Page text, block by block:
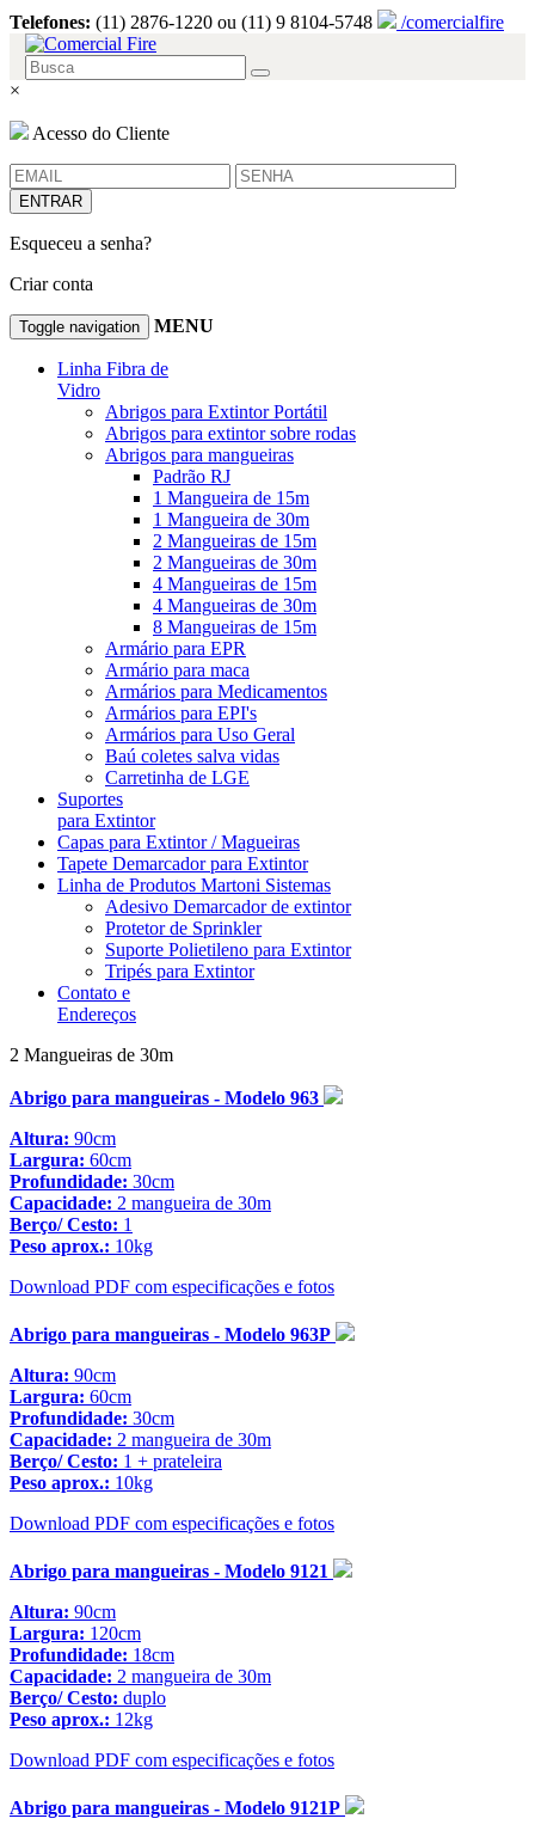
Telefones: (11) 2876-1220 ou (11) 9 8104-5748 /comercialfire
×
Acesso do Cliente
ENTRAR
Esqueceu a senha?
Criar conta
Toggle navigation MENU
Linha Fibra de
Vidro
Abrigos para Extintor Portátil
Abrigos para extintor sobre rodas
Abrigos para mangueiras
Padrão RJ
1 Mangueira de 15m
1 Mangueira de 30m
2 Mangueiras de 15m
2 Mangueiras de 30m
4 Mangueiras de 15m
4 Mangueiras de 30m
8 Mangueiras de 15m
Armário para EPR
Armário para maca
Armários para Medicamentos
Armários para EPI's
Armários para Uso Geral
Baú coletes salva vidas
Carretinha de LGE
Suportes
para Extintor
Capas para Extintor / Magueiras
Tapete Demarcador para Extintor
Linha de Produtos Martoni Sistemas
Adesivo Demarcador de extintor
Protetor de Sprinkler
Suporte Polietileno para Extintor
Tripés para Extintor
Contato e
Endereços
2 Mangueiras de 30m
Abrigo para mangueiras - Modelo 963
Altura: 90cm
Largura: 60cm
Profundidade: 30cm
Capacidade: 2 mangueira de 30m
Berço/ Cesto: 1
Peso aprox.: 10kg
Download PDF com especificações e fotos
Abrigo para mangueiras - Modelo 963P
Altura: 90cm
Largura: 60cm
Profundidade: 30cm
Capacidade: 2 mangueira de 30m
Berço/ Cesto: 1 + prateleira
Peso aprox.: 10kg
Download PDF com especificações e fotos
Abrigo para mangueiras - Modelo 9121
Altura: 90cm
Largura: 120cm
Profundidade: 18cm
Capacidade: 2 mangueira de 30m
Berço/ Cesto: duplo
Peso aprox.: 12kg
Download PDF com especificações e fotos
Abrigo para mangueiras - Modelo 9121P